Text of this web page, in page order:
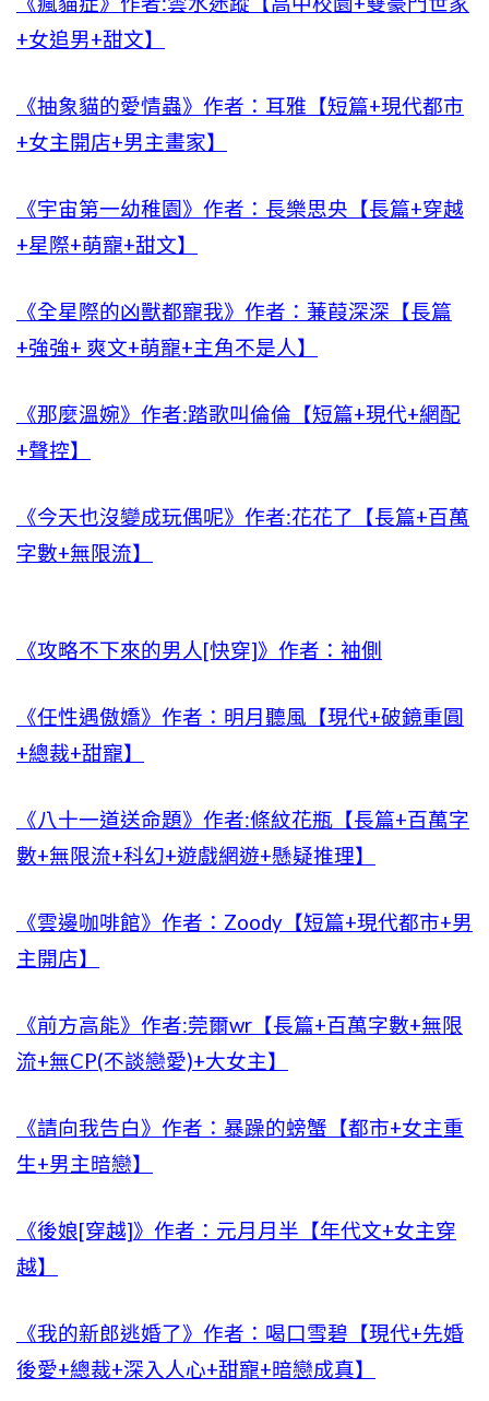
+女追男+甜文】
《抽象貓的愛情蟲》作者：耳雅【短篇+現代都市
+女主開店+男主畫家】
《宇宙第一幼稚園》作者：長樂思央【長篇+穿越
+星際+萌寵+甜文】
《全星際的凶獸都寵我》作者：蒹葭深深【長篇
+強強+ 爽文+萌寵+主角不是人】
《那麼溫婉》作者:踏歌叫倫倫【短篇+現代+網配
+聲控】
《今天也沒變成玩偶呢》作者:花花了【長篇+百萬
字數+無限流】
《攻略不下來的男人[快穿]》作者：袖側
《任性遇傲嬌》作者：明月聽風【現代+破鏡重圓
+總裁+甜寵】
《八十一道送命題》作者:條紋花瓶【長篇+百萬字
數+無限流+科幻+遊戲網遊+懸疑推理】
《雲邊咖啡館》作者：Zoody【短篇+現代都市+男
主開店】
《前方高能》作者:莞爾wr【長篇+百萬字數+無限
流+無CP(不談戀愛)+大女主】
《請向我告白》作者：暴躁的螃蟹【都市+女主重
生+男主暗戀】
《後娘[穿越]》作者：元月月半【年代文+女主穿
越】
《我的新郎逃婚了》作者：喝口雪碧【現代+先婚
後愛+總裁+深入人心+甜寵+暗戀成真】